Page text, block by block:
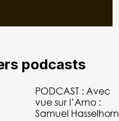
podcasts
PODCAST : Avec
vue sur l’Arno :
Samuel Hasselhorn